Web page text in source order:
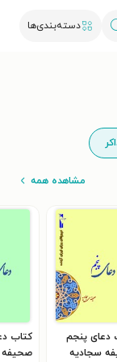
دسته‌بندی‌ها
مشاهده همه
دعای پنجم
سجادیه
کتاب
صحیفه